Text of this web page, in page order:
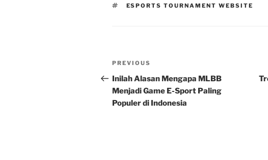
TAGS
ESPORTS TOURNAMENT WEBSITE
Post
navigation
Previous
Post
PREVIOUS
Inilah Alasan Mengapa MLBB
Menjadi Game E-Sport Paling
Populer di Indonesia